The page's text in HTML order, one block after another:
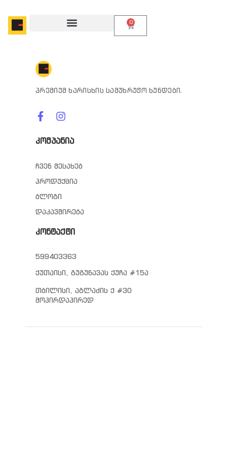
0
პრემიუმ ხარისხის სამუხრუჭო ხუნდები.
კომპანია
ჩვენ შესახებ
პროდუქცია
ბლოგი
დაკავშირება
კონტაქტი
599403363
ქუთაისი, გუგუნავას ქუჩა #15ა
თბილისი, აგლაძის ქ #30
მოპირდაპირედ